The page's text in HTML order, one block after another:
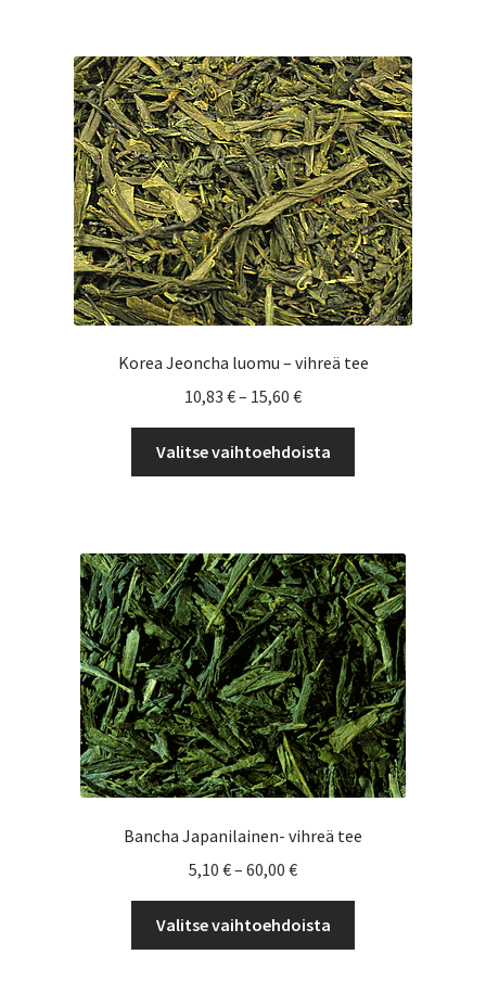
Voit
tehdä
valinnat
tuotteen
sivulla.
Korea Jeoncha luomu – vihreä tee
10,83 €– 15,60 €Hintaluokka:
10,83 €
-
15,60 €
Valitse vaihtoehdoista
muunnelma.
Voit
tehdä
valinnat
tuotteen
sivulla.
Bancha Japanilainen- vihreä tee
5,10 €– 60,00 €Hintaluokka:
-
60,00 €
Valitse vaihtoehdoista